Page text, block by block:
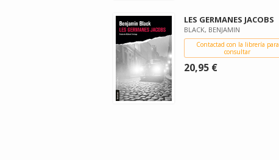
LES GERMANES JACOBS
BLACK, BENJAMIN
Contactad con la librería para
consultar
20,95 €